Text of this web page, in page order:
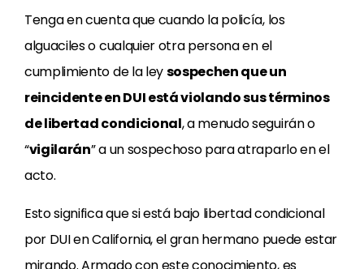
Tenga en cuenta que cuando la policía, los
alguaciles o cualquier otra persona en el
cumplimiento de la leysospechen que un
reincidente en DUI está violando sus términos
de libertad condicional, a menudo seguirán o
“vigilarán” a un sospechoso para atraparlo en el
acto.
Esto significa que si está bajo libertad condicional
por DUI en California, el gran hermano puede estar